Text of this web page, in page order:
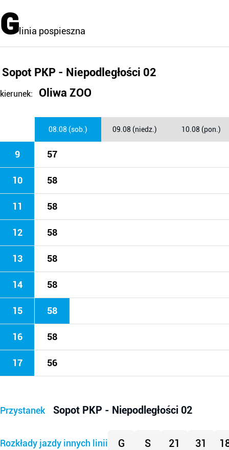
G linia pospieszna
Sopot PKP - Niepodległości 02
kierunek: Oliwa ZOO
08.08 (sob.) 09.08 (niedz.) 10.08 (pon.)
9 57
10 58
11 58
12 58
13 58
14 58
15 58
16 58
17 56
Przystanek Sopot PKP - Niepodległości 02
Rozkłady jazdy innych linii G S 21 31